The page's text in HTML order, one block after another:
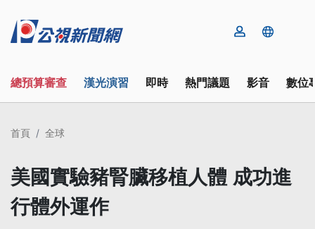
總預算審查 漢光演習 即時 熱門議題 影音 數位
首頁 全球
美國實驗豬腎臟移植人體 成功進
行體外運作